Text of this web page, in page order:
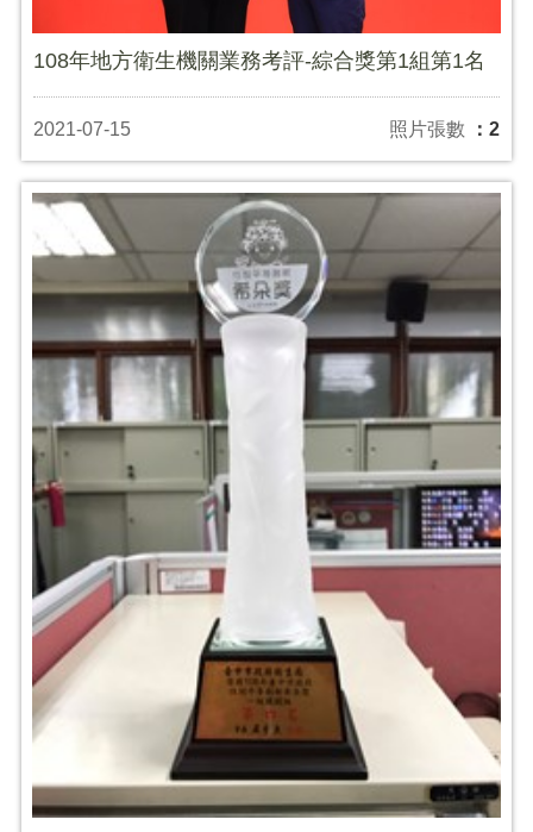
108年地方衛生機關業務考評-綜合獎第1組第1名
2021-07-15 照片張數 ：2